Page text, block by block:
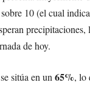
sobre 10 (el cual
de hoy.
sitúa en un65%, lo